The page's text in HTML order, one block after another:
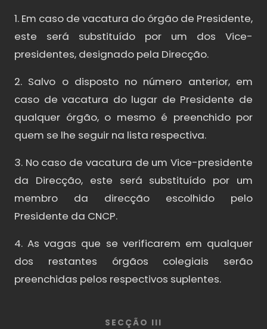
1. Em caso de vacatura do órgão de Presidente,
este será substituído por um dos Vice-
presidentes, designado pela Direcção.
2. Salvo o disposto no número anterior, em
caso de vacatura do lugar de Presidente de
qualquer órgão, o mesmo é preenchido por
quem se lhe seguir na lista respectiva.
3. No caso de vacatura de um Vice-presidente
da Direcção, este será substituído por um
membro da direcção escolhido pelo
Presidente da CNCP.
4. As vagas que se verificarem em qualquer
dos restantes órgãos colegiais serão
preenchidas pelos respectivos suplentes.
SECÇÃO III